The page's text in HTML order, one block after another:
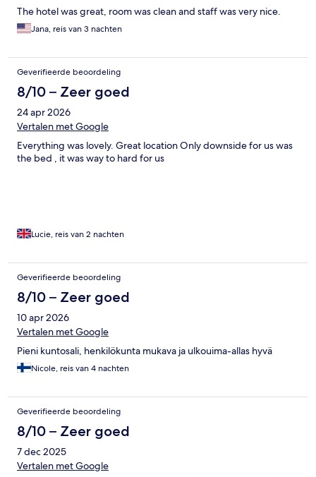
The hotel was great, room was clean and staff was very nice.
Jana, reis van 3 nachten
Geverifieerde beoordeling
8/10 – Zeer goed
24 apr 2026
Vertalen met Google
Everything was lovely. Great location Only downside for us was
the bed , it was way to hard for us
Lucie, reis van 2 nachten
Geverifieerde beoordeling
8/10 – Zeer goed
10 apr 2026
Vertalen met Google
Pieni kuntosali, henkilökunta mukava ja ulkouima-allas hyvä
Nicole, reis van 4 nachten
Geverifieerde beoordeling
8/10 – Zeer goed
7 dec 2025
Vertalen met Google